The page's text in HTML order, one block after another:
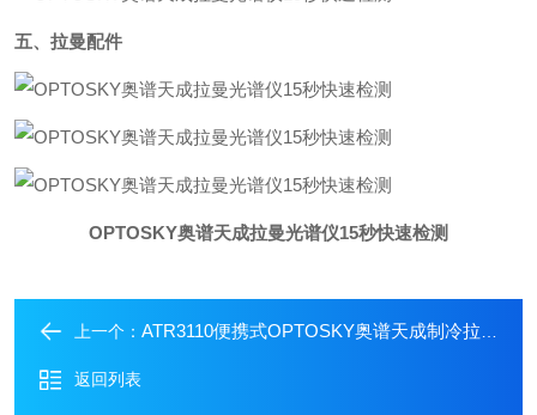
五、拉曼配件
OPTOSKY奥谱天成拉曼光谱仪15秒快速检测
上一个： ATR3110便携式OPTOSKY奥谱天成制冷拉曼光谱仪灵敏度532nm
返回列表